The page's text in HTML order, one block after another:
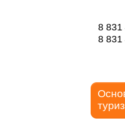
8 831
8 831